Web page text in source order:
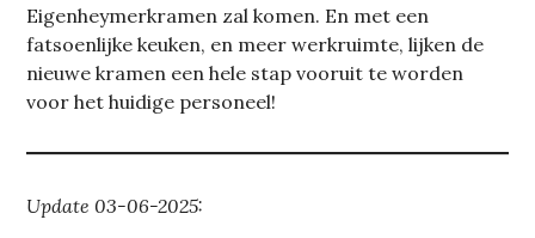
Eigenheymerkramen zal komen. En met een
fatsoenlijke keuken, en meer werkruimte, lijken de
nieuwe kramen een hele stap vooruit te worden
voor het huidige personeel!
Update 03-06-2025: